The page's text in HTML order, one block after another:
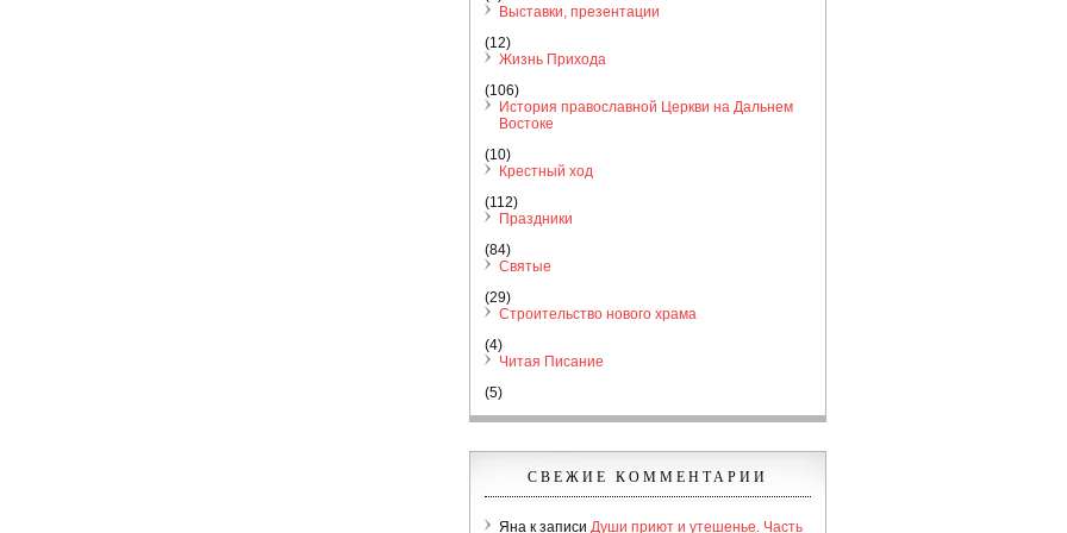
Выставки, презентации
(12)
Жизнь Прихода
(106)
История православной Церкви на Дальнем
Востоке
(10)
Крестный ход
(112)
Праздники
(84)
Святые
(29)
Строительство нового храма
(4)
Читая Писание
(5)
СВЕЖИЕ КОММЕНТАРИИ
Яна к записи Души приют и утешенье. Часть